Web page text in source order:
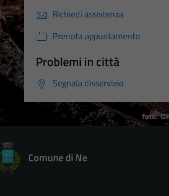
Richiedi assistenza
Prenota appuntamento
Problemi in città
Segnala disservizio
Comune di Ne